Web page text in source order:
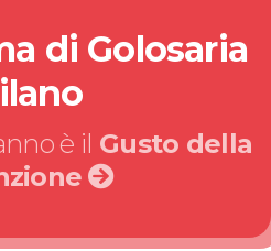
di Golosaria
è il Gusto della